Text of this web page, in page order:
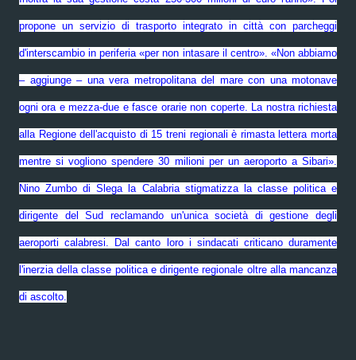
propone un servizio di trasporto integrato in città con parcheggi
d'interscambio in periferia «per non intasare il centro». «Non abbiamo
– aggiunge – una vera metropolitana del mare con una motonave
ogni ora e mezza-due e fasce orarie non coperte. La nostra richiesta
alla Regione dell'acquisto di 15 treni regionali è rimasta lettera morta
mentre si vogliono spendere 30 milioni per un aeroporto a Sibari».
Nino Zumbo di Slega la Calabria stigmatizza la classe politica e
dirigente del Sud reclamando un'unica società di gestione degli
aeroporti calabresi. Dal canto loro i sindacati criticano duramente
l'inerzia della classe politica e dirigente regionale oltre alla mancanza
di ascolto.